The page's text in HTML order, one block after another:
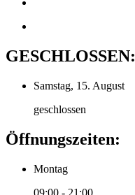
GESCHLOSSEN:
Samstag, 15. August
geschlossen
Öffnungszeiten:
Montag
09:00 - 21:00